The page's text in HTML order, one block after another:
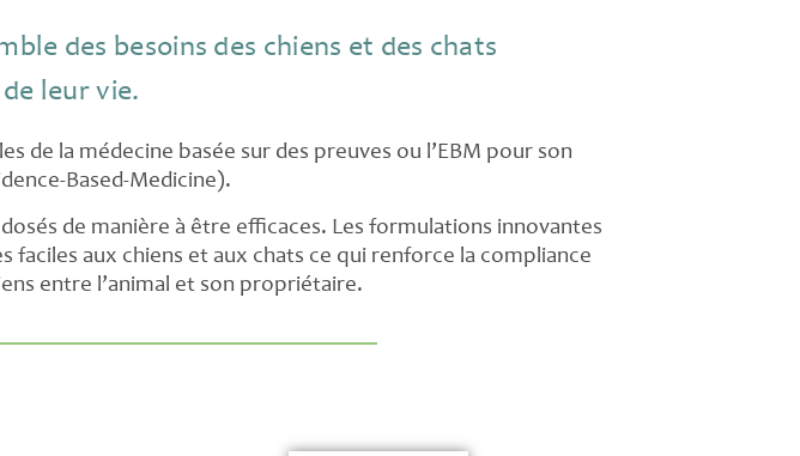
des besoins des chiens et des chats
leur vie.
de la médecine basée sur des preuves ou l’EBM pour son
Based-Medicine).
de manière à être efficaces. Les formulations innovantes
aux chiens et aux chats ce qui renforce la compliance
entre l’animal et son propriétaire.